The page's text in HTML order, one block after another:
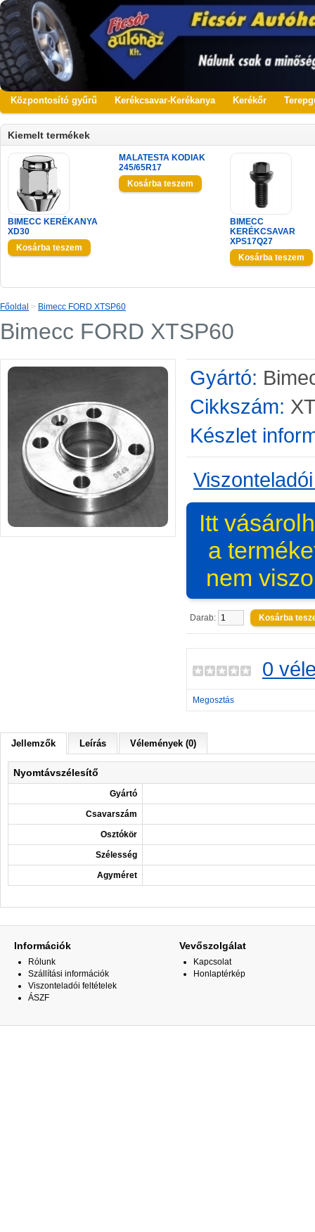
Központosító gyűrű Kerékcsavar-Kerékanya Kerékőr
Kiemelt termékek
BIMECC KERÉKANYA
XD30
MALATESTA KODIAK
245/65R17
BIMECC
KERÉKCSAVAR
XPS17Q27
Főoldal > Bimecc FORD XTSP60
Bimecc FORD XTSP60
Gyártó:
Cikkszám:
Készlet
Itt
a
nem
Darab:
0
Megosztás
Jellemzők Leírás Vélemények (0)
Nyomtávszélesítő
Gyártó
Csavarszám
Osztókör
Szélesség
Agyméret
Információk
Rólunk
Szállítási információk
Viszonteladói feltételek
ÁSZF
Vevőszolgálat
Kapcsolat
Honlaptérkép